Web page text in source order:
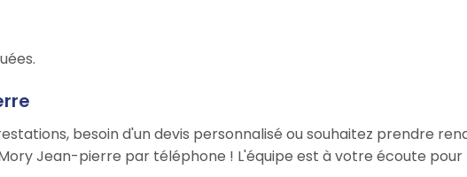
besoin d'un devis personnalisé ou souhaitez prendre
Jean-pierre par téléphone ! L'équipe est à votre écoute pour